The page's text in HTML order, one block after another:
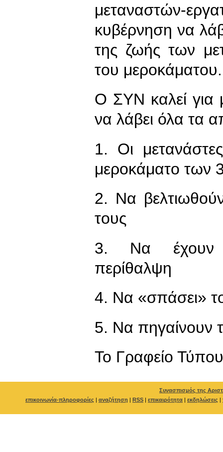
μεταναστών-
κυβέρνηση να
της ζωής των
του μεροκάματου.
Ο ΣΥΝ καλεί για
να λάβει όλα τα
1. Οι
μεροκάματο των
2. Να
τους
3. Να έχουν
περίθαλψη
4. Να «σπάσει»
5. Να πηγαίνουν
To Γραφείο Τύπου
Συνασπισμός της
επικοινωνία-πληροφορίες | αναζήτηση | RSS | επικαιρότητα | εκδηλώσεις |